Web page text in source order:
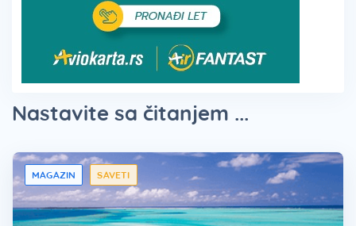
Nastavite sa čitanjem ...
MAGAZIN SAVETI